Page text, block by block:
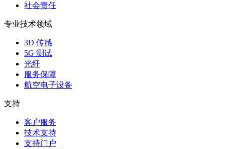
社会责任
专业技术领域
3D 传感
5G 测试
光纤
服务保障
航空电子设备
支持
客户服务
技术支持
支持门户